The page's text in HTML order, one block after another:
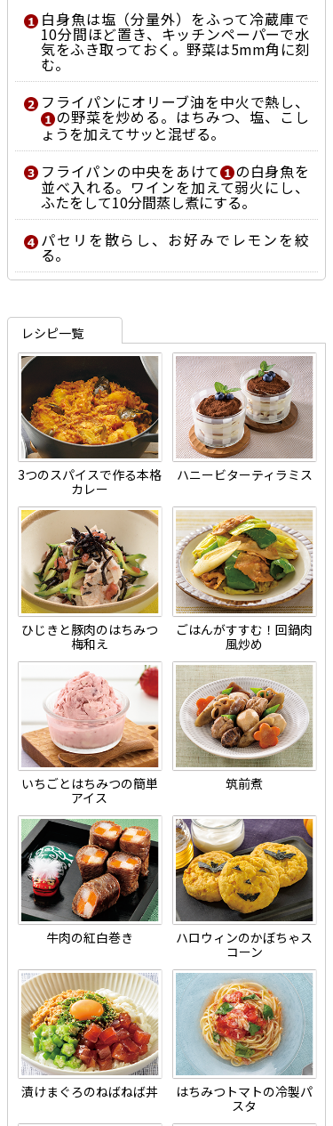
白身魚は塩（分量外）をふって冷蔵庫で
10分間ほど置き、キッチンペーパーで水
気をふき取っておく。野菜は5mm角に刻
む。
フライパンにオリーブ油を中火で熱し、
の野菜を炒める。はちみつ、塩、こし
ょうを加えてサッと混ぜる。
フライパンの中央をあけて
の白身魚を
並べ入れる。ワインを加えて弱火にし、
ふたをして10分間蒸し煮にする。
パセリを散らし、お好みでレモンを絞
る。
レシピ一覧
3つのスパイスで作る本格
カレー
ハニービターティラミス
ひじきと豚肉のはちみつ
梅和え
ごはんがすすむ！回鍋肉
風炒め
いちごとはちみつの簡単
アイス
筑前煮
牛肉の紅白巻き
ハロウィンのかぼちゃス
コーン
漬けまぐろのねばねば丼
はちみつトマトの冷製パ
スタ